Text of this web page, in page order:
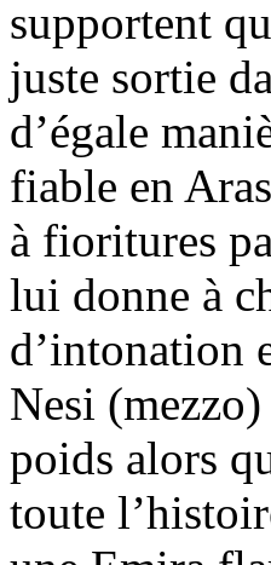
supportent
juste sortie
d’égale
fiable en
à fioritures
lui donne à
d’intonation
Nesi
poids alors
toute